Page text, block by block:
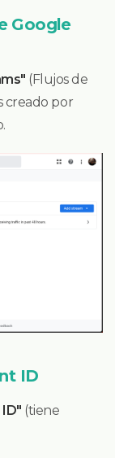
Google
(Flujos de
creado por
ID
ID" (tiene